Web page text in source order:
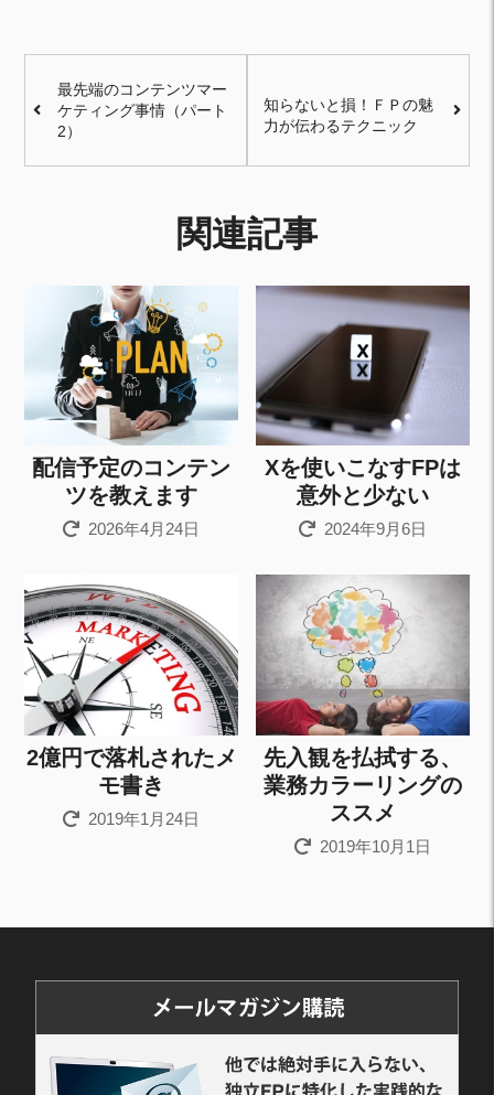
最先端のコンテンツマー
ケティング事情（パート
2）
知らないと損！ＦＰの魅
力が伝わるテクニック
関連記事
配信予定のコンテン
ツを教えます
2026年4月24日
Xを使いこなすFPは
意外と少ない
2024年9月6日
2億円で落札されたメ
モ書き
2019年1月24日
先入観を払拭する、
業務カラーリングの
ススメ
2019年10月1日